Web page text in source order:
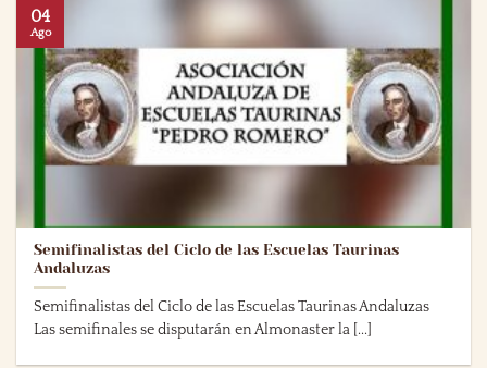
Semifinalistas del Ciclo de las Escuelas Taurinas
Andaluzas
Semifinalistas del Ciclo de las Escuelas Taurinas Andaluzas
Las semifinales se disputarán en Almonaster la [...]
04
Ago